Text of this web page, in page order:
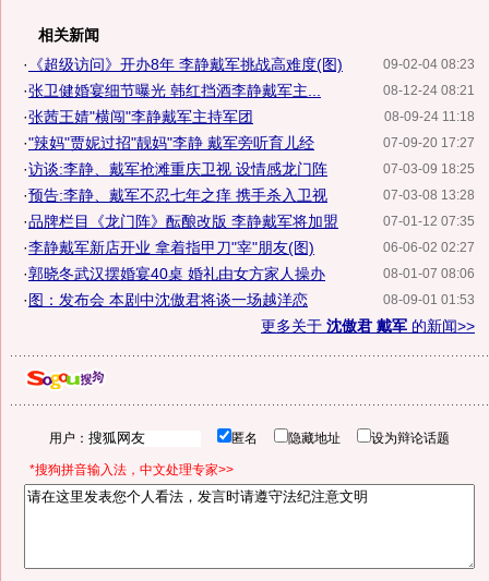
相关新闻
09-02-04 08:23
· 《超级访问》开办8年 李静戴军挑战高难度(图)
08-12-24 08:21
·张卫健婚宴细节曝光 韩红挡酒李静戴军主...
08-09-24 11:18
·张茜王婧"横闯"李静戴军主持军团
07-09-20 17:27
·"辣妈"贾妮过招"靓妈"李静 戴军旁听育儿经
07-03-09 18:25
·访谈:李静、戴军抢滩重庆卫视 设情感龙门阵
07-03-08 13:28
·预告:李静、戴军不忍七年之痒 携手杀入卫视
07-01-12 07:35
·品牌栏目《龙门阵》酝酿改版 李静戴军将加盟
06-06-02 02:27
·李静戴军新店开业 拿着指甲刀"宰"朋友(图)
08-01-07 08:06
·郭晓冬武汉摆婚宴40桌 婚礼由女方家人操办
08-09-01 01:53
·图：发布会 本剧中沈傲君将谈一场越洋恋
更多关于 沈傲君 戴军 的新闻>>
用户： 匿名 隐藏地址 设为辩论话题
*搜狗拼音输入法，中文处理专家>>